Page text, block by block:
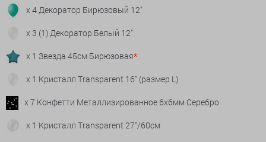
x 4 Декоратор Бирюзовый 12"
x 3 (1) Декоратор Белый 12"
x 1 Звезда 45см Бирюзовая*
x 1 Кристалл Transparent 16" (размер L)
x 7 Конфетти Металлизированное 6х6мм Серебро
x 1 Кристалл Transparent 27"/60см